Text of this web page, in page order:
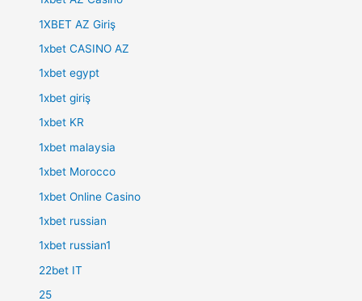
1XBET AZ Giriş
1xbet CASINO AZ
1xbet egypt
1xbet giriş
1xbet KR
1xbet malaysia
1xbet Morocco
1xbet Online Casino
1xbet russian
1xbet russian1
22bet IT
25